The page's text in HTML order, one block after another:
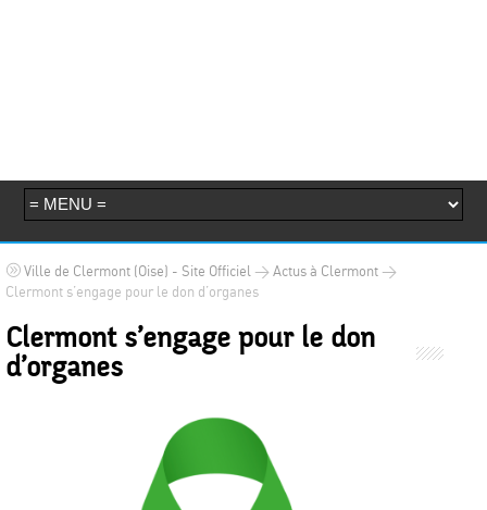
Ville de Clermont (Oise) - Site Officiel > Actus à Clermont >
Clermont s’engage pour le don d’organes
Clermont s’engage pour le don
d’organes